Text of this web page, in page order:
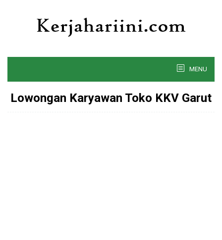
MENU
Lowongan Karyawan Toko KKV Garut